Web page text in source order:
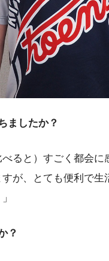
ましたか？
ると）すごく都会
が、とても便利で
？